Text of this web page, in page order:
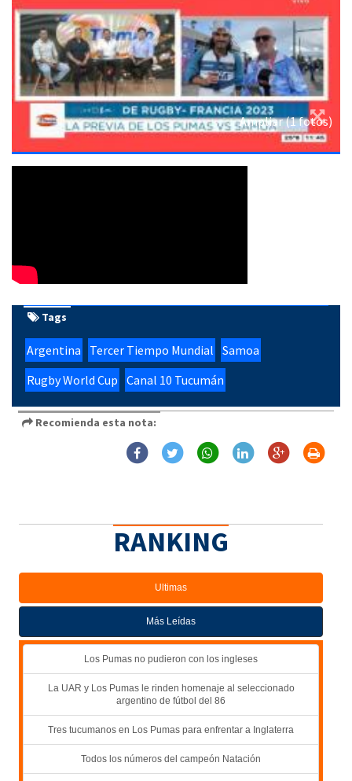
Ampliar (1 fotos)
Tags
Argentina Tercer Tiempo Mundial Samoa
Rugby World Cup Canal 10 Tucumán
Recomienda esta nota:
RANKING
Ultimas
Más Leídas
Los Pumas no pudieron con los ingleses
La UAR y Los Pumas le rinden homenaje al seleccionado
argentino de fútbol del 86
Tres tucumanos en Los Pumas para enfrentar a Inglaterra
Todos los números del campeón Natación